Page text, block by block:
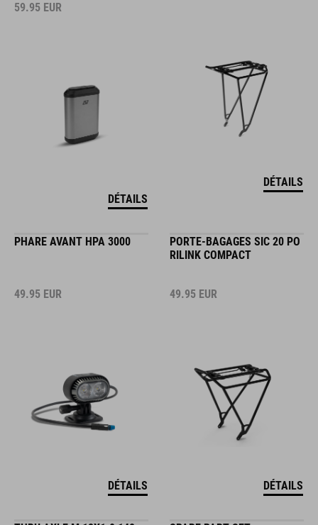
59.95 EUR
DÉTAILS
DÉTAILS
PHARE AVANT HPA 3000
49.95 EUR
DÉTAILS
PORTE-BAGAGES SIC 20 PO
RILINK COMPACT
49.95 EUR
DÉTAILS